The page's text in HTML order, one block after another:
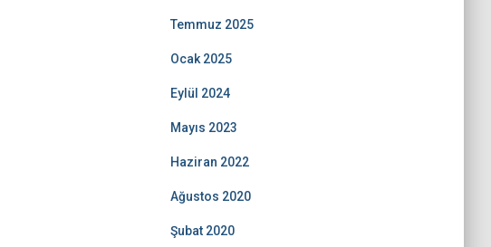
Temmuz 2025
Ocak 2025
Eylül 2024
Mayıs 2023
Haziran 2022
Ağustos 2020
Şubat 2020